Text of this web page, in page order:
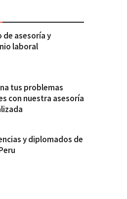
de asesoría y
laboral
tus problemas
con nuestra asesoría
y diplomados de